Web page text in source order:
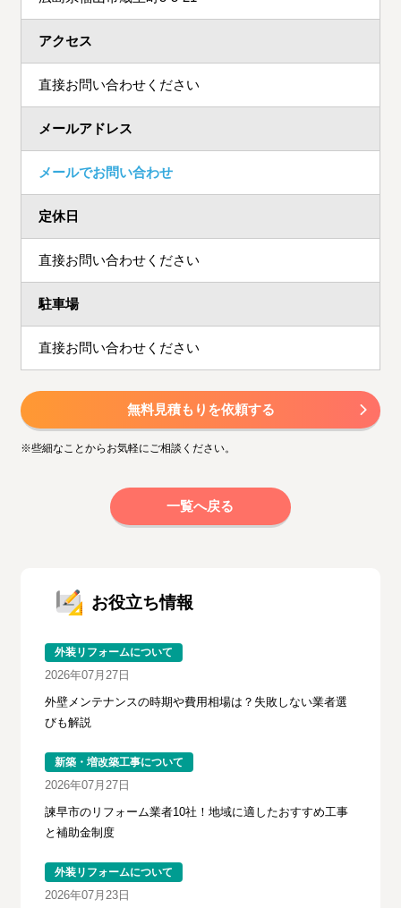
アクセス
直接お問い合わせください
メールアドレス
メールでお問い合わせ
定休日
直接お問い合わせください
駐車場
直接お問い合わせください
無料見積もりを依頼する
※些細なことからお気軽にご相談ください。
一覧へ戻る
お役立ち情報
外装リフォームについて
2026年07月27日
外壁メンテナンスの時期や費用相場は？失敗しない業者選
びも解説
新築・増改築工事について
2026年07月27日
諫早市のリフォーム業者10社！地域に適したおすすめ工事
と補助金制度
外装リフォームについて
2026年07月23日